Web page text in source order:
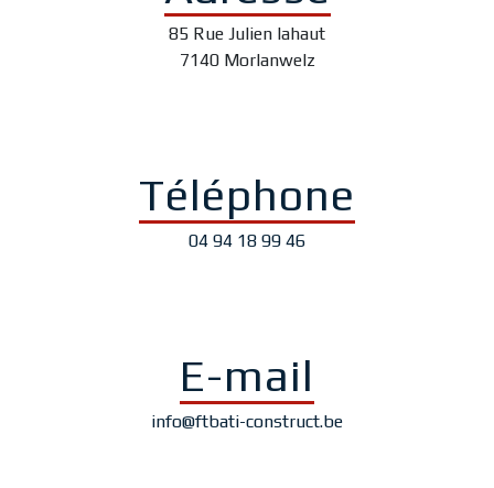
85 Rue Julien lahaut
7140 Morlanwelz
Téléphone
04 94 18 99 46
E-mail
info@ftbati-construct.be